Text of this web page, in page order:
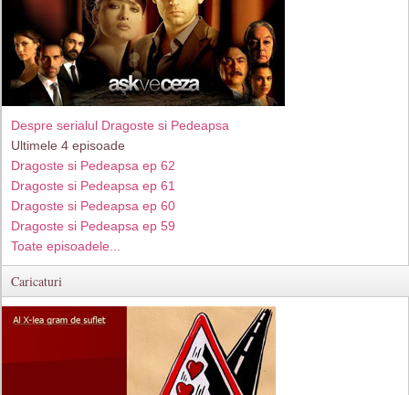
Despre serialul Dragoste si Pedeapsa
Ultimele 4 episoade
Dragoste si Pedeapsa ep 62
Dragoste si Pedeapsa ep 61
Dragoste si Pedeapsa ep 60
Dragoste si Pedeapsa ep 59
Toate episoadele...
Caricaturi